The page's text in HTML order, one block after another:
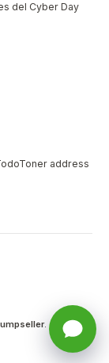
del Cyber Day
address
.